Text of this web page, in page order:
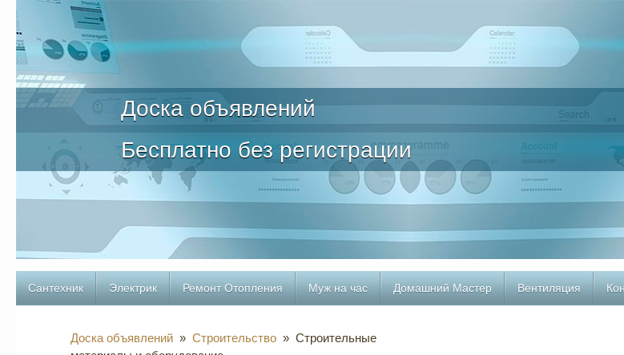
Доска объявлений
Бесплатно без регистрации
Сантехник Электрик Ремонт Отопления Муж на час Домашний Мастер Вентиляция
Доска объявлений » Строительство » Строительные